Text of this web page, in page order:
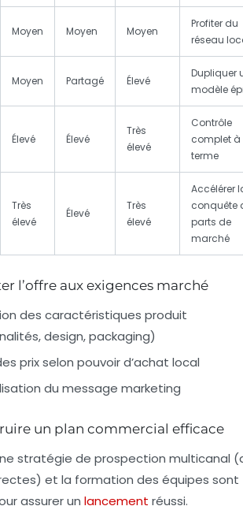
Moyen Moyen Moyen
Profiter du
réseau
Moyen Partagé Élevé
Dupliquer
modèle
Élevé Élevé
Très
élevé
Contrôle
complet
terme
Très
élevé
Élevé
Très
élevé
Accélérer
conquête
parts de
marché
l’offre aux exigences marché
des caractéristiques produit
design, packaging)
prix selon pouvoir d’achat local
du message marketing
un plan commercial efficace
stratégie de prospection multicanal
et la formation des équipes sont
assurer un lancement réussi.